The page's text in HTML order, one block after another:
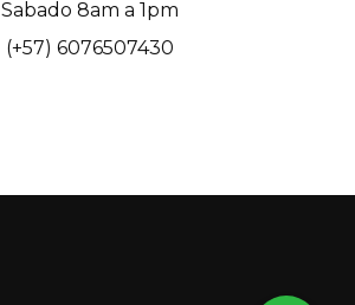
Sabado 8am a 1pm
(+57) 6076507430